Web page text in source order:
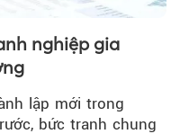
nghiệp gia
lập mới trong
bức tranh chung